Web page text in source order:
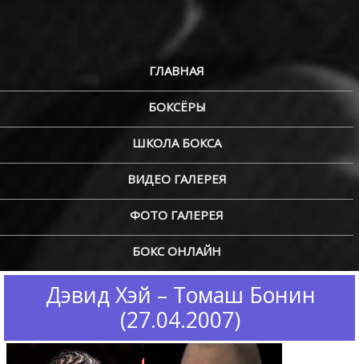
ГЛАВНАЯ
БОКСЁРЫ
ШКОЛА БОКСА
ВИДЕО ГАЛЕРЕЯ
ФОТО ГАЛЕРЕЯ
БОКС ОНЛАЙН
Дэвид Хэй – Томаш Бонин
(27.04.2007)